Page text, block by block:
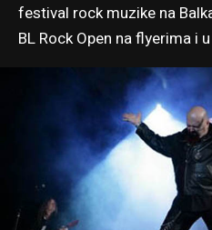
festival rock muzike na
BL Rock Open na flyerima i